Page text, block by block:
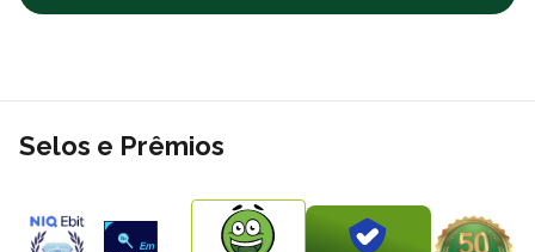
Selos e Prêmios